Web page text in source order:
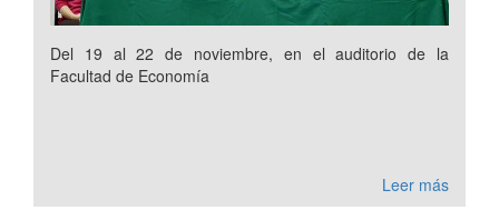
Del 19 al 22 de noviembre, en el auditorio de la
Facultad de Economía
Leer más